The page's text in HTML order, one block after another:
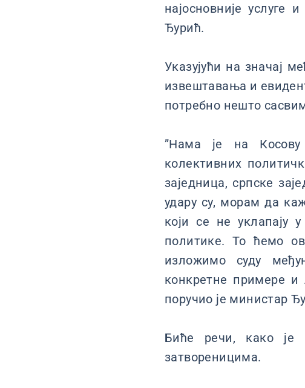
најосновније услуге
Ђурић.
Указујући на значај
извештавања и
потребно нешто
”Нама је на Косову
колективних
заједница, српске
удару су, морам да
који се не уклапају
политике. То ћемо
изложимо суду
конкретне примере и
поручио је министар
Биће речи, како је
затвореницима.